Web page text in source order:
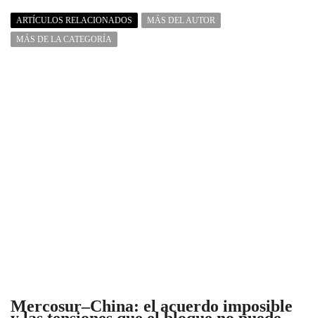
ARTÍCULOS RELACIONADOS
MÁS DEL AUTOR
MÁS DE LA CATEGORÍA
Mercosur–China: el acuerdo imposible